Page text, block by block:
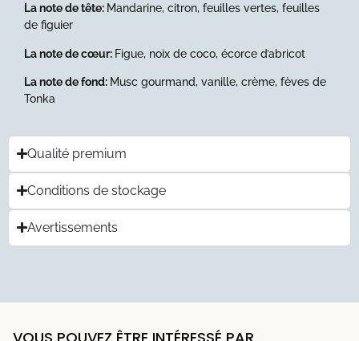
La note de tête: Mandarine, citron, feuilles vertes, feuilles
de figuier
La note de cœur: Figue, noix de coco, écorce d’abricot
La note de fond: Musc gourmand, vanille, crème, fèves de
Tonka
Qualité premium
Conditions de stockage
Avertissements